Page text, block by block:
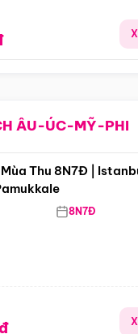
ÂU-ÚC-MỸ-PHI
Thu 8N7Đ |
8N7Đ